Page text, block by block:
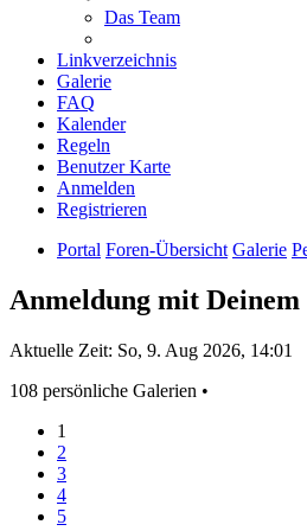
Das Team
Linkverzeichnis
Galerie
FAQ
Kalender
Regeln
Benutzer Karte
Anmelden
Registrieren
Portal Foren-Übersicht Galerie
Anmeldung mit
Aktuelle Zeit: So, 9. Aug 2026, 14:01
108 persönliche Galerien •
1
2
3
4
5